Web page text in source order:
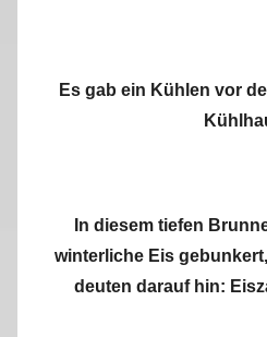
Es gab ein Kühlen vor
In diesem tiefen
winterliche Eis
deuten darauf hin: